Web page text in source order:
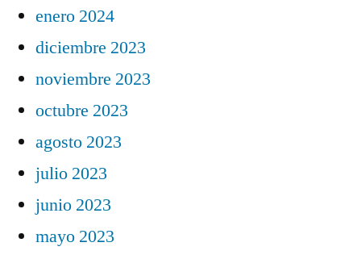
enero 2024
diciembre 2023
noviembre 2023
octubre 2023
agosto 2023
julio 2023
junio 2023
mayo 2023